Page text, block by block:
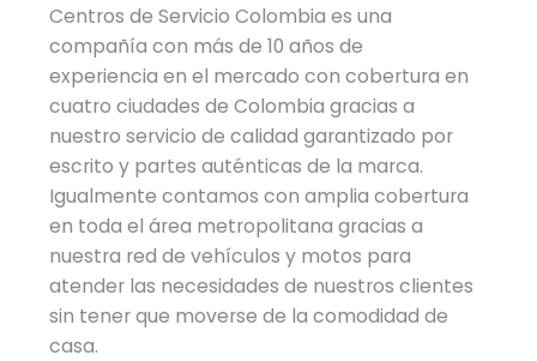
Centros de Servicio Colombia es una
compañía con más de 10 años de
experiencia en el mercado con cobertura en
cuatro ciudades de Colombia gracias a
nuestro servicio de calidad garantizado por
escrito y partes auténticas de la marca.
Igualmente contamos con amplia cobertura
en toda el área metropolitana gracias a
nuestra red de vehículos y motos para
atender las necesidades de nuestros clientes
sin tener que moverse de la comodidad de
casa.